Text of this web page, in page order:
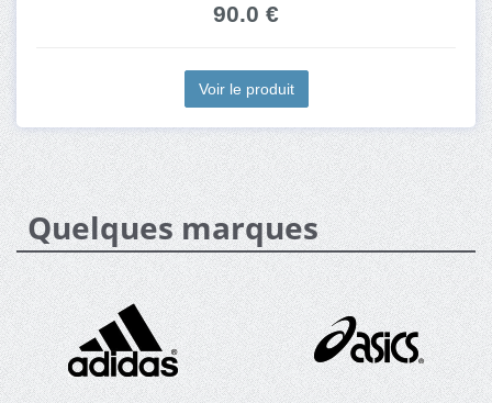
90.0 €
Voir le produit
Quelques marques